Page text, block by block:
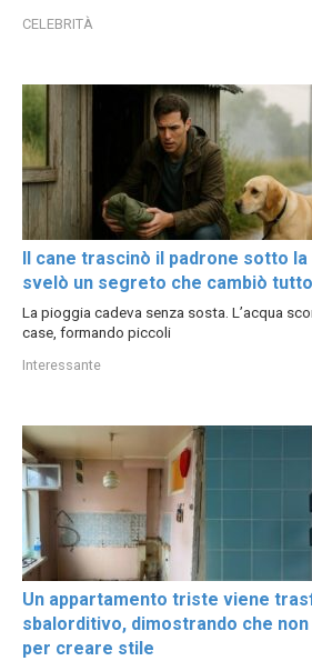
CELEBRITÀ
Il cane trascinò il padrone sotto
svelò un segreto che cambiò tutto
La pioggia cadeva senza sosta. L’acqua
case, formando piccoli
Interessante
Un appartamento triste viene
sbalorditivo, dimostrando che
per creare stile